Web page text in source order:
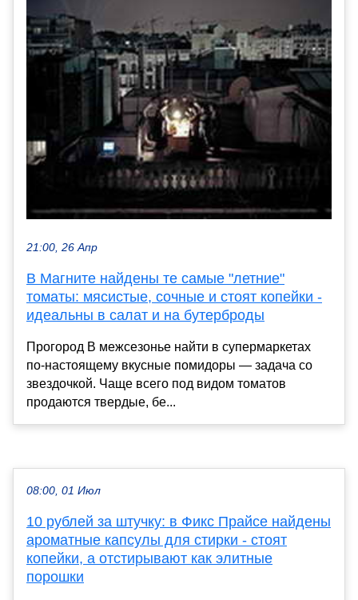
21:00, 26 Апр
В Магните найдены те самые "летние"
томаты: мясистые, сочные и стоят копейки -
идеальны в салат и на бутерброды
Прогород В межсезонье найти в супермаркетах
по-настоящему вкусные помидоры — задача со
звездочкой. Чаще всего под видом томатов
продаются твердые, бе...
08:00, 01 Июл
10 рублей за штучку: в Фикс Прайсе найдены
ароматные капсулы для стирки - стоят
копейки, а отстирывают как элитные
порошки